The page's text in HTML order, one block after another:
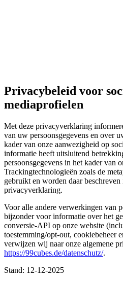
Privacybeleid voor
mediaprofielen
Met deze privacyverklaring
van uw persoonsgegevens en over
kader van onze aanwezigheid op
informatie heeft uitsluitend
persoonsgegevens in het kader van
Trackingtechnologieën zoals de
gebruikt en worden daar beschreven
privacyverklaring.
Voor alle andere verwerkingen van
bijzonder voor informatie over het
conversie-API op onze website
toestemming/opt-out, cookiebeheer
verwijzen wij naar onze algemene
https://99cubes.de/datenschutz/.
Stand: 12-12-2025